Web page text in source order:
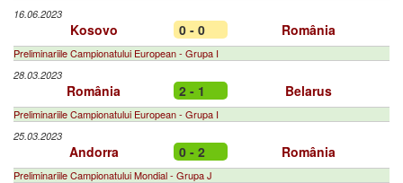
16.06.2023
Kosovo 0 - 0 România
Preliminariile Campionatului European - Grupa I
28.03.2023
România 2 - 1 Belarus
Preliminariile Campionatului European - Grupa I
25.03.2023
Andorra 0 - 2 România
Preliminariile Campionatului Mondial - Grupa J